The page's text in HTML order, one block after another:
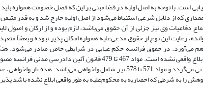
است. با توجه به اصل اولیه در قضا مبنی بر این که فصل خصومت همواره
که از دلایل شرعی استنباط می‌شود از اصل اولیه خارج شد و به قدر
دفاعیات وی نیز جزئی از آن حقوق می‌باشد، لازم بوده و از ارکان و
رعایت این نوع از حقوق مدعی‌علیه همواره امکان پذیر نبوده و بعضاً
می‌آورد. در حقوق فرانسه حکم غیابی در شرایطی خاص صادر می‌شود.
اختصاص دارد که شامل آرای دادگاه شهرستان و مراجع اختصاصی در امور مدنی می‌گردد و مواد 571 تا 578 نیز شامل
را به شرطی که احضاریه به محکوم‌علیه به طور واقعی ابلاغ نشده باشد